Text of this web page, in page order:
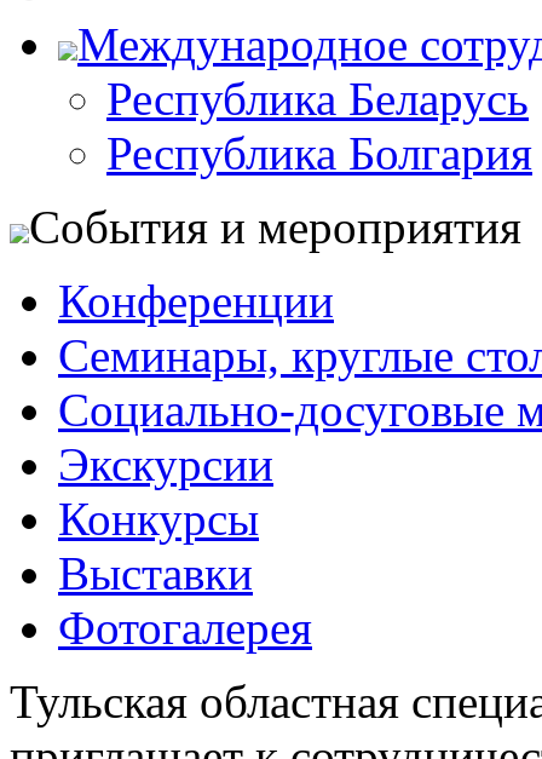
Международное
Республика Беларусь
Республика Болгария
События и мероприятия
Конференции
Семинары, круглые
Социально-досуговые
Экскурсии
Конкурсы
Выставки
Фотогалерея
Тульская областная